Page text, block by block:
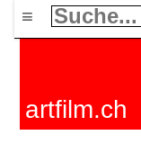
≡
artfilm.ch